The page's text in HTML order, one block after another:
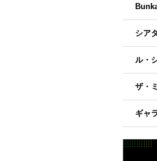
シア
ル・
ザ・
ギャ